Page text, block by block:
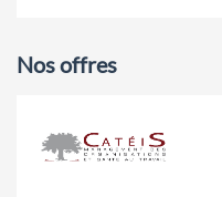
Nos offres